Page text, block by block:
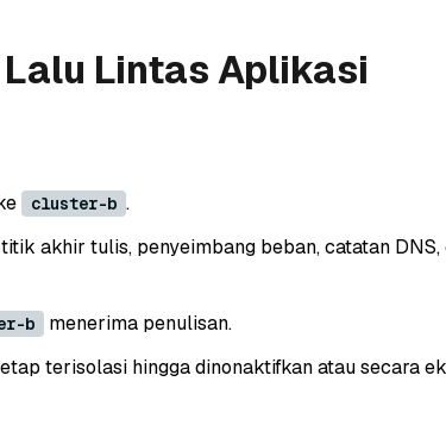
Lintas Aplikasi
cluster-b .
akhir tulis, penyeimbang beban, catatan DNS,
b
menerima penulisan.
terisolasi hingga dinonaktifkan atau secara